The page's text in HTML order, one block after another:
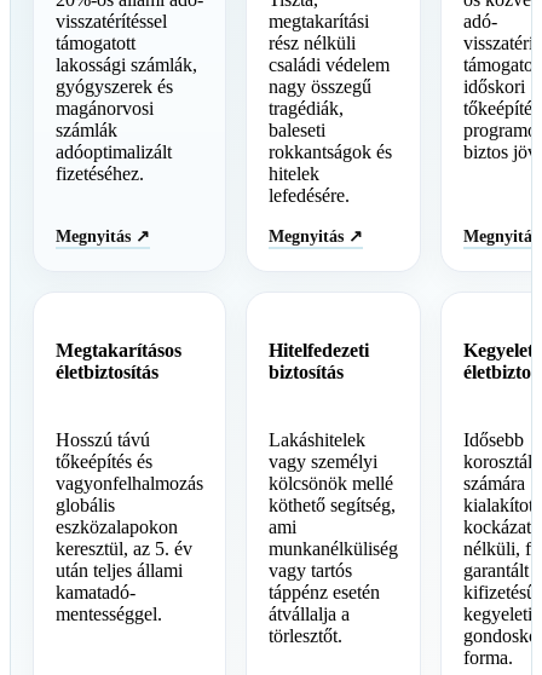
visszatérítéssel
támogatott
lakossági számlák,
gyógyszerek és
magánorvosi
számlák
adóoptimalizált
fizetéséhez.
Megnyitás ↗
megtakarítási
rész nélküli
családi védelem
nagy összegű
tragédiák,
baleseti
rokkantságok és
hitelek
lefedésére.
Megnyitás ↗
adó-
időskori
biztos
Megtakarításos
életbiztosítás
Hosszú távú
tőkeépítés és
vagyonfelhalmozás
globális
eszközalapokon
keresztül, az 5. év
után teljes állami
kamatadó-
mentességgel.
Hitelfedezeti
biztosítás
Lakáshitelek
vagy személyi
kölcsönök mellé
köthető segítség,
ami
munkanélküliség
vagy tartós
táppénz esetén
átvállalja a
törlesztőt.
Kegyeleti
Idősebb
korosztály
számára
nélküli,
garantált
kifizetésű
kegyeleti
forma.